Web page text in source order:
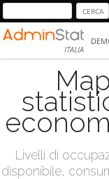
ITALIA
Livelli di
disponibile,